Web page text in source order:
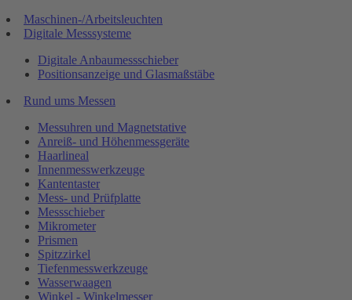
Maschinen-/Arbeitsleuchten
Digitale Messsysteme
Digitale Anbaumessschieber
Positionsanzeige und Glasmaßstäbe
Rund ums Messen
Messuhren und Magnetstative
Anreiß- und Höhenmessgeräte
Haarlineal
Innenmesswerkzeuge
Kantentaster
Mess- und Prüfplatte
Messschieber
Mikrometer
Prismen
Spitzzirkel
Tiefenmesswerkzeuge
Wasserwaagen
Winkel - Winkelmesser